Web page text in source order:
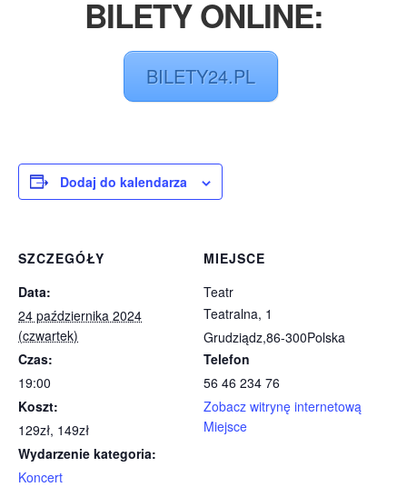
BILETY ONLINE:
BILETY24.PL
Dodaj do kalendarza
SZCZEGÓŁY
Data:
24 października 2024
(czwartek)
Czas:
19:00
Koszt:
129zł, 149zł
Wydarzenie kategoria:
Koncert
MIEJSCE
Teatr
Teatralna, 1
Grudziądz,86-300Polska
Telefon
56 46 234 76
Zobacz witrynę internetową
Miejsce